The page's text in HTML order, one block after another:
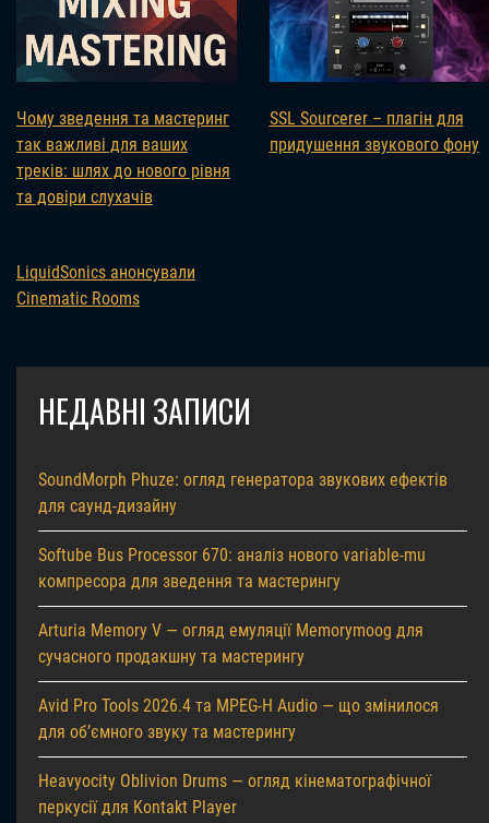
Чому зведення та мастеринг
так важливі для ваших
треків: шлях до нового рівня
та довіри слухачів
SSL Sourcerer – плагін для
придушення звукового фону
LiquidSonics анонсували
Cinematic Rooms
НЕДАВНІ ЗАПИСИ
SoundMorph Phuze: огляд генератора звукових ефектів
для саунд-дизайну
Softube Bus Processor 670: аналіз нового variable-mu
компресора для зведення та мастерингу
Arturia Memory V — огляд емуляції Memorymoog для
сучасного продакшну та мастерингу
Avid Pro Tools 2026.4 та MPEG-H Audio — що змінилося
для об’ємного звуку та мастерингу
Heavyocity Oblivion Drums — огляд кінематографічної
перкусії для Kontakt Player